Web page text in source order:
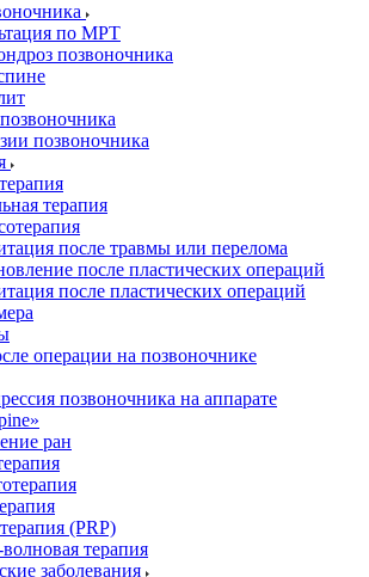
по МРТ
позвоночника
позвоночника
терапия
после травмы или перелома
после пластических операций
после пластических операций
операции на позвоночнике
позвоночника на аппарате
ран
(PRP)
терапия
заболевания